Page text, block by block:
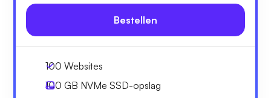
Bestellen
100 Websites
100 GB NVMe SSD-opslag